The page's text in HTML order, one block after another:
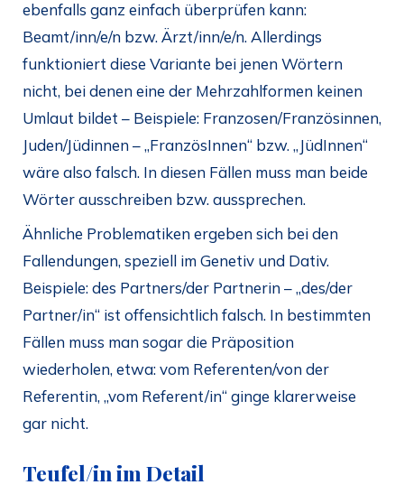
ebenfalls ganz einfach überprüfen kann:
Beamt/inn/e/n bzw. Ärzt/inn/e/n. Allerdings
funktioniert diese Variante bei jenen Wörtern
nicht, bei denen eine der Mehrzahlformen keinen
Umlaut bildet – Beispiele: Franzosen/Französinnen,
Juden/Jüdinnen – „FranzösInnen“ bzw. „JüdInnen“
wäre also falsch. In diesen Fällen muss man beide
Wörter ausschreiben bzw. aussprechen.
Ähnliche Problematiken ergeben sich bei den
Fallendungen, speziell im Genetiv und Dativ.
Beispiele: des Partners/der Partnerin – „des/der
Partner/in“ ist offensichtlich falsch. In bestimmten
Fällen muss man sogar die Präposition
wiederholen, etwa: vom Referenten/von der
Referentin, „vom Referent/in“ ginge klarerweise
gar nicht.
Teufel/in im Detail